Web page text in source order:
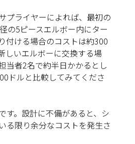
プライヤーによれば、最初の
の5ピースエルボー内にター
付ける場合のコストは約300
しいエルボーに交換する場
当者2名で約半日かかるとし
ドルと比較してみてくださ
す。設計に不備があると、シ
る限り余分なコストを発生さ